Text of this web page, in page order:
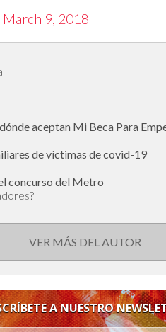
March 9, 2018
aceptan Mi Beca Para
de víctimas de covid-19
concurso del Metro
VER MÁS DEL AUTOR
A NUESTRO